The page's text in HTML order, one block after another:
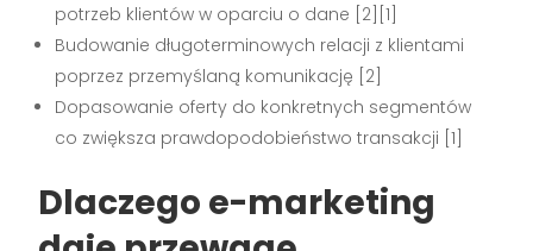
potrzeb klientów w oparciu o dane [2][1]
Budowanie długoterminowych relacji z klientami
poprzez przemyślaną komunikację [2]
Dopasowanie oferty do konkretnych segmentów
co zwiększa prawdopodobieństwo transakcji [1]
Dlaczego e-marketing